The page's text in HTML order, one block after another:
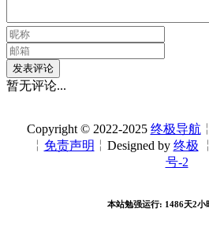
发表评论
暂无评论...
Copyright © 2022-2025 终极导航 ╎
╎ 免责声明 ╎Designed by 终极 ╎
号-2
本站勉强运行: 1486天2小